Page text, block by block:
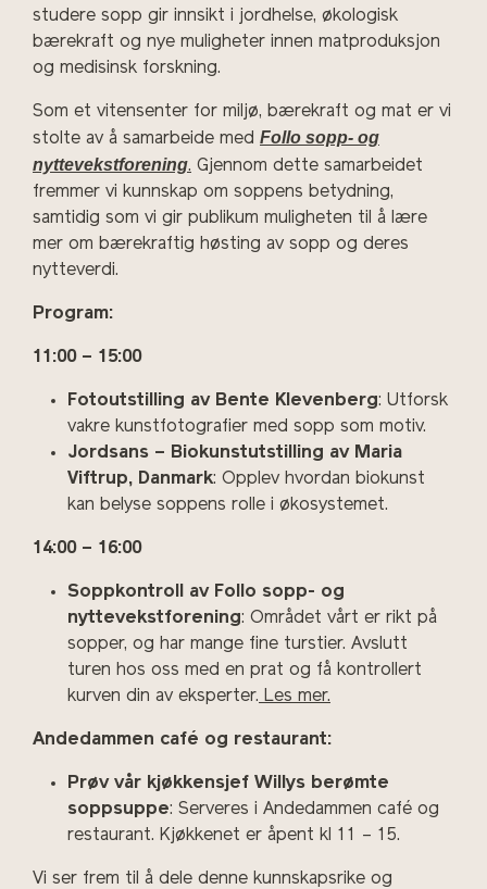
studere sopp gir innsikt i jordhelse, økologisk
bærekraft og nye muligheter innen matproduksjon
og medisinsk forskning.
Som et vitensenter for miljø, bærekraft og mat er vi
stolte av å samarbeide med Follo sopp- og
nyttevekstforening. Gjennom dette samarbeidet
fremmer vi kunnskap om soppens betydning,
samtidig som vi gir publikum muligheten til å lære
mer om bærekraftig høsting av sopp og deres
nytteverdi.
Program:
11:00 – 15:00
Fotoutstilling av Bente Klevenberg: Utforsk
vakre kunstfotografier med sopp som motiv.
Jordsans – Biokunstutstilling av Maria
Viftrup, Danmark: Opplev hvordan biokunst
kan belyse soppens rolle i økosystemet.
14:00 – 16:00
Soppkontroll av Follo sopp- og
nyttevekstforening: Området vårt er rikt på
sopper, og har mange fine turstier. Avslutt
turen hos oss med en prat og få kontrollert
kurven din av eksperter. Les mer.
Andedammen café og restaurant:
Prøv vår kjøkkensjef Willys berømte
soppsuppe: Serveres i Andedammen café og
restaurant. Kjøkkenet er åpent kl 11 – 15.
Vi ser frem til å dele denne kunnskapsrike og